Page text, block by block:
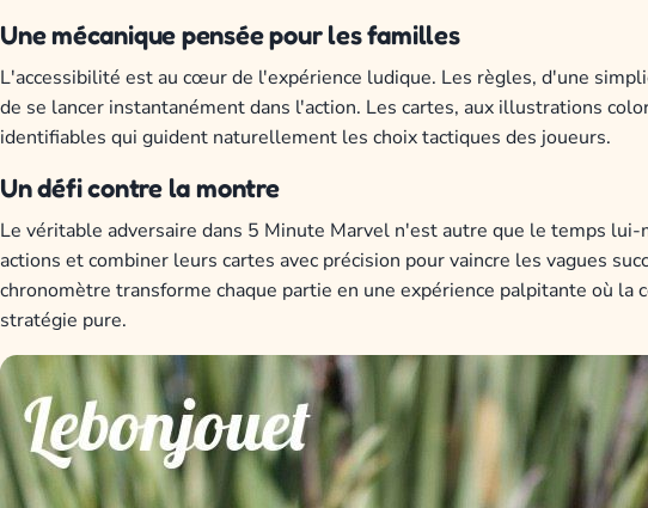
Une mécanique pensée pour les familles
L'accessibilité est au cœur de l'expérience ludique. Les règles, d'une
de se lancer instantanément dans l'action. Les cartes, aux illustrations
identifiables qui guident naturellement les choix tactiques des joueurs.
Un défi contre la montre
Le véritable adversaire dans 5 Minute Marvel n'est autre que le temps
actions et combiner leurs cartes avec précision pour vaincre les vagues
chronomètre transforme chaque partie en une expérience palpitante où
stratégie pure.